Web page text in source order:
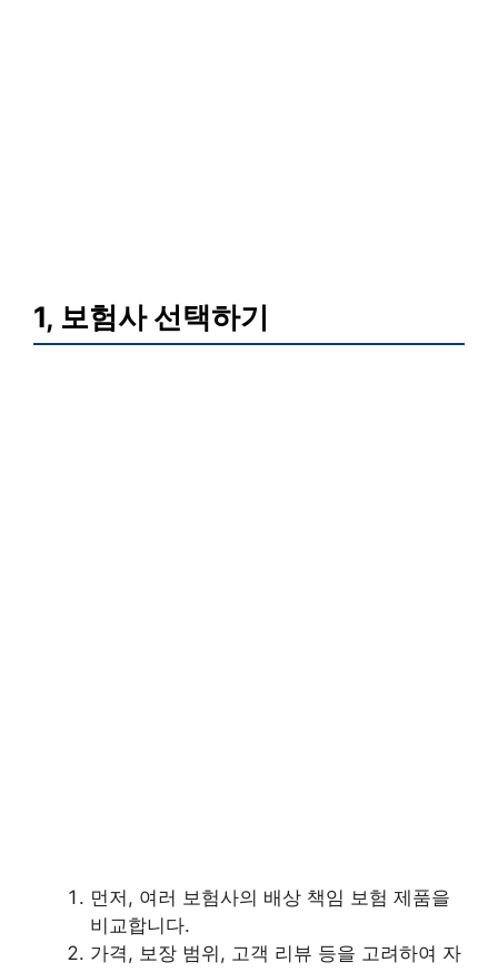
1, 보험사 선택하기
먼저, 여러 보험사의 배상 책임 보험 제품을
비교합니다.
가격, 보장 범위, 고객 리뷰 등을 고려하여 자